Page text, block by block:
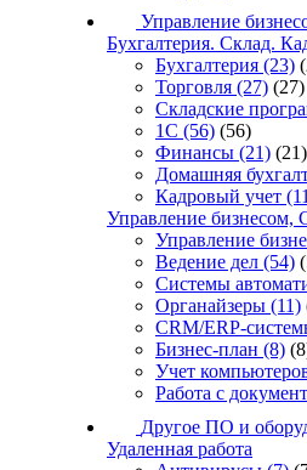
Управление
Бухгалтерия. Склад.
Бухгалтерия (23)
Торговля (27) (27)
Складские
1С (56) (56)
Финансы (21) (21)
Домашняя
Кадровый учет
Управление бизнесом,
Управление
Ведение дел (54)
Системы
Органайзеры (11)
CRM/ERP-
Бизнес-план (8)
Учет
Работа с
Другое ПО и
Удаленная работа